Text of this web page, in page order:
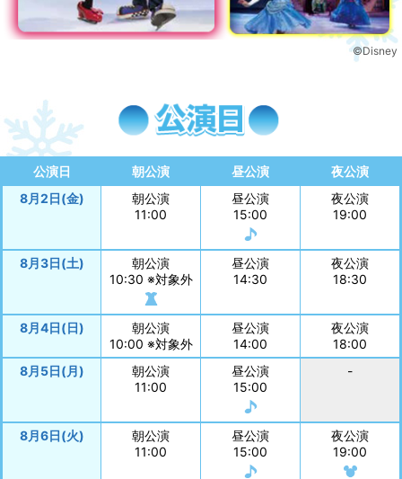
©Disney
公演日 朝公演 昼公演
夜公演
8月2日(金)
朝公演
11:00
昼公演
15:00
夜公演
19:00
8月3日(土)
朝公演
10:30 ※対象外
昼公演
14:30
夜公演
18:30
8月4日(日)
朝公演
10:00 ※対象外
昼公演
14:00
夜公演
18:00
8月5日(月)
朝公演
11:00
昼公演
15:00
-
8月6日(火)
朝公演
11:00
昼公演
15:00
夜公演
19:00